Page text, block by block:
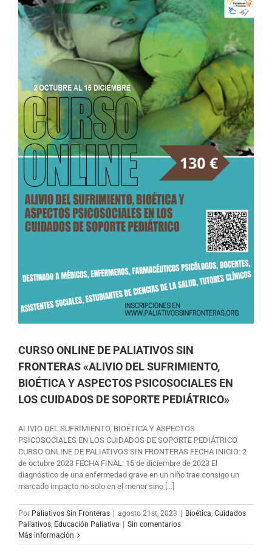
CURSO ONLINE DE PALIATIVOS SIN
FRONTERAS «ALIVIO DEL SUFRIMIENTO,
BIOÉTICA Y ASPECTOS PSICOSOCIALES EN
LOS CUIDADOS DE SOPORTE PEDIÁTRICO»
ALIVIO DEL SUFRIMIENTO, BIOÉTICA Y ASPECTOS
PSICOSOCIALES EN LOS CUIDADOS DE SOPORTE PEDIÁTRICO
CURSO ONLINE DE PALIATIVOS SIN FRONTERAS FECHA INICIO: 2
de octubre 2023 FECHA FINAL: 15 de diciembre de 2023 El
diagnóstico de una enfermedad grave en un niño trae consigo un
marcado impacto no solo en el menor sino [...]
Por Paliativos Sin Fronteras | agosto 21st, 2023 | Bioética Cuidados
Paliativos Educación Paliativa | Sin comentarios
Más información